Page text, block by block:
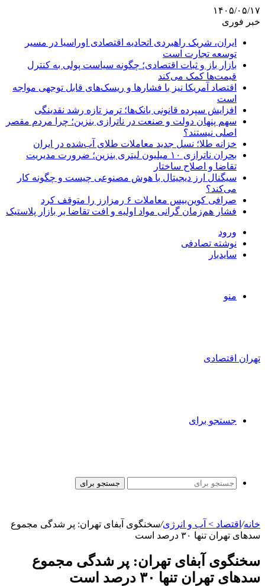
۱۴۰۵/۰۵/۱۷
خبر فوری
ایران، شریک راهبردی اتحادیه اقتصادی اوراسیا در مسیر
توسعه تجارت است
بازار باز و ثبات اقتصادی؛ چگونه سیاست پولی به کنترل
قیمت‌ها کمک می‌کند
اقتصاد آمریکا نیز با فشارها و ریسک‌های قابل توجهی مواجه
است
افزایش سپرده قانونی بانک‌ها؛ ترمز تازه رشد نقدینگی
سهم پنهان دولت و صنعت در ناترازی بنزین؛ چرا مردم مقصر
اصلی نیستند؟
خزانه طلا؛ نسل جدید معاملات طلای آب‌شده در ایران
بحران ناترازی ۱۰ میلیون لیتری بنزین؛ ضرورت مدیریت
تقاضا و اصلاح ساختار
سیگنال ارز دیجیتال با هوش مصنوعی چیست و چگونه کار
می‌کند؟
صرافی کوین‌بیس معاملات ۶ رمزارز را متوقف کرد
فشار هم‌زمان گرانی مواد اولیه و افت تقاضا بر بازار پلاستیک
ورود
نوشته تصادفی
سایدبار
منو
تهران اقتصادی
جستجو برای
جستجو برای
خانه/ اقتصاد > آب و انرژی/سخنگوی آبفای تهران: پر شدگی مجموع
سدهای تهران تنها ۳۰ درصد است
سخنگوی آبفای تهران: پر شدگی مجموع
سدهای تهران تنها ۳۰ درصد است